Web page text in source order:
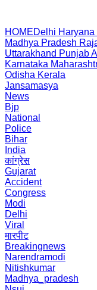
HOMEDelhi Haryana
Madhya Pradesh
Uttarakhand Punjab
Karnataka
Odisha Kerala
Jansamasya
News
Bjp
National
Police
Bihar
India
कांग्रेस
Gujarat
Accident
Congress
Modi
Delhi
Viral
मारपीट
Breakingnews
Narendramodi
Nitishkumar
Madhya_pradesh